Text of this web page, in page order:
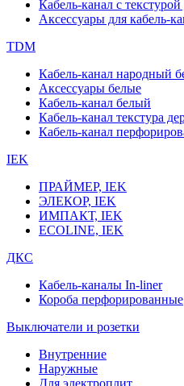
Кабель-канал с текстурой
Аксессуары для кабель-
TDM
Кабель-канал народный
Аксессуары белые
Кабель-канал белый
Кабель-канал текстура
Кабель-канал
IEK
ПРАЙМЕР, IEK
ЭЛЕКОР, IEK
ИМПАКТ, IEK
ECOLINE, IEK
ДКС
Кабель-каналы In-liner
Короба перфорированные
Выключатели и розетки
Внутренние
Наружные
Для электроплит